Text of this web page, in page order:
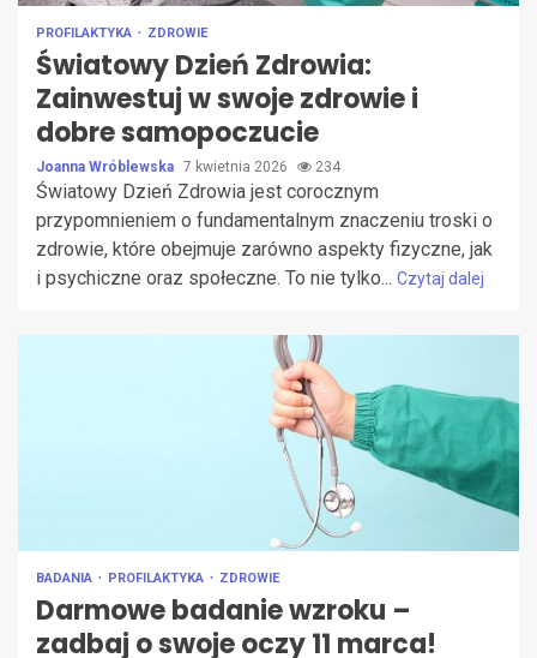
PROFILAKTYKA ZDROWIE
Światowy Dzień Zdrowia:
Zainwestuj w swoje zdrowie i
dobre samopoczucie
Joanna Wróblewska 7 kwietnia 2026 234
Światowy Dzień Zdrowia jest corocznym
przypomnieniem o fundamentalnym znaczeniu troski o
zdrowie, które obejmuje zarówno aspekty fizyczne, jak
i psychiczne oraz społeczne. To nie tylko... Czytaj dalej
BADANIA PROFILAKTYKA ZDROWIE
Darmowe badanie wzroku –
zadbaj o swoje oczy 11 marca!